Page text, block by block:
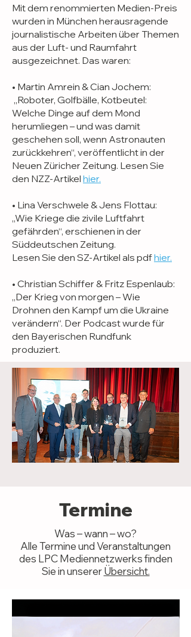
Mit dem renommierten Medien-Preis
wurden in München herausragende
journalistische Arbeiten über Themen
aus der Luft- und Raumfahrt
ausgezeichnet. Das waren:
• Martin Amrein & Cian Jochem:
„Roboter, Golfbälle, Kotbeutel:
Welche Dinge auf dem Mond
herumliegen – und was damit
geschehen soll, wenn Astronauten
zurückkehren“, veröffentlicht in der
Neuen Züricher Zeitung. Lesen Sie
den NZZ-Artikel hier.
• Lina Verschwele & Jens Flottau:
„Wie Kriege die zivile Luftfahrt
gefährden“, erschienen in der
Süddeutschen Zeitung.
Lesen Sie den SZ-Artikel als pdfhier.
• Christian Schiffer & Fritz Espenlaub:
„Der Krieg von morgen – Wie
Drohnen den Kampf um die Ukraine
verändern“. Der Podcast wurde für
den Bayerischen Rundfunk
produziert.
Termine
Was – wann – wo?
Alle Termine und Veranstaltungen
des LPC Mediennetzwerks finden
Sie in unsererÜbersicht.